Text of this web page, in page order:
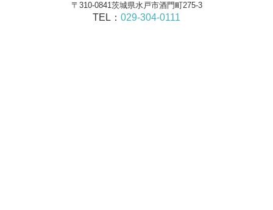
〒310-0841茨城県水戸市酒門町275-3
TEL： 029-304-0111